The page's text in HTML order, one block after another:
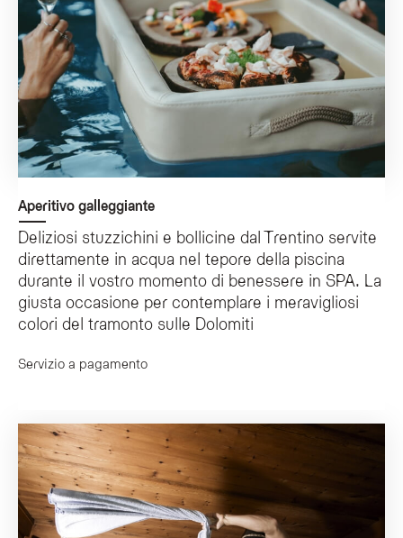
Aperitivo galleggiante
Deliziosi stuzzichini e bollicine dal Trentino servite
direttamente in acqua nel tepore della piscina
durante il vostro momento di benessere in SPA. La
giusta occasione per contemplare i meravigliosi
colori del tramonto sulle Dolomiti
Servizio a pagamento